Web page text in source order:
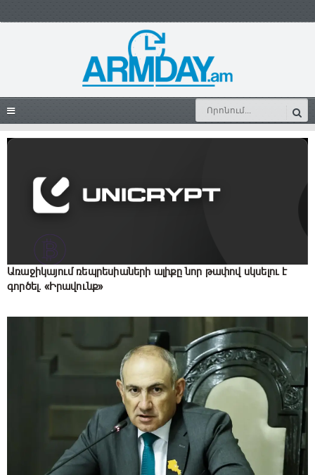
Առաջիկայում ռեպրեսիաների ալիքը նոր թափով սկսելու է
գործել. «Իրավունք»